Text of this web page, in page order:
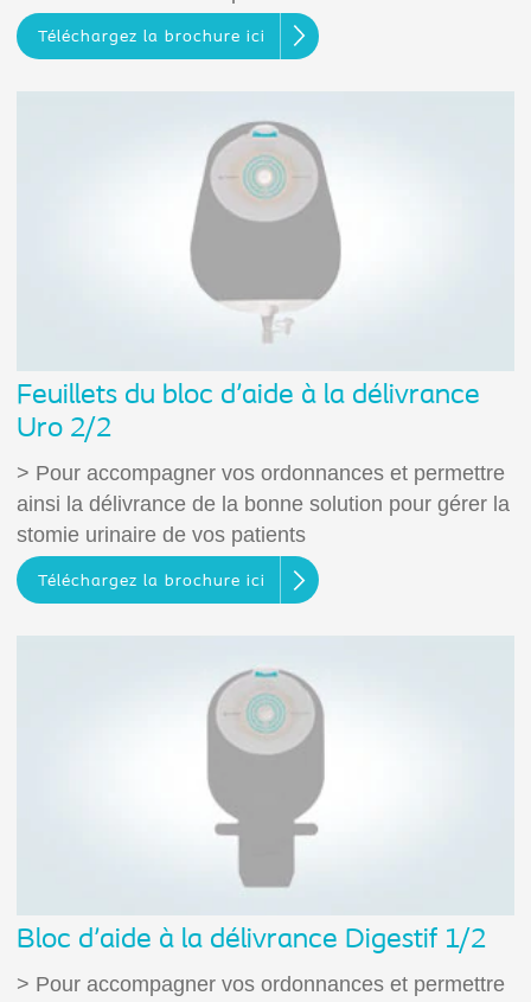
Téléchargez la brochure ici
Feuillets du bloc d'aide à la délivrance
Uro 2/2
> Pour accompagner vos ordonnances et permettre
ainsi la délivrance de la bonne solution pour gérer la
stomie urinaire de vos patients
Téléchargez la brochure ici
Bloc d'aide à la délivrance Digestif 1/2
> Pour accompagner vos ordonnances et permettre